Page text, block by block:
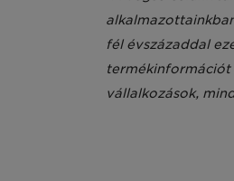
fél évszázaddal
termékinformációt
vállalkozások,